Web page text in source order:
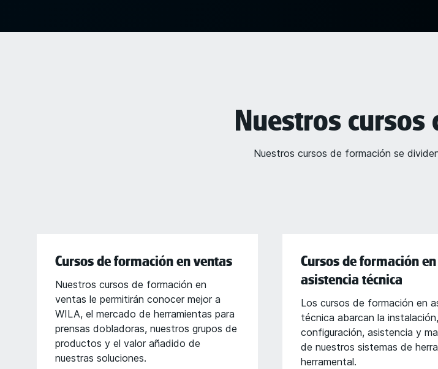
Nuestros
Nuestros cursos de formación se
Cursos de formación en ventas
Nuestros cursos de formación en
ventas le permitirán conocer mejor a
WILA, el mercado de herramientas para
prensas dobladoras, nuestros grupos de
productos y el valor añadido de
nuestras soluciones.
Cursos de formación en
asistencia técnica
Los cursos de formación en
técnica abarcan la instalación,
configuración, asistencia y
de nuestros sistemas de
herramental.